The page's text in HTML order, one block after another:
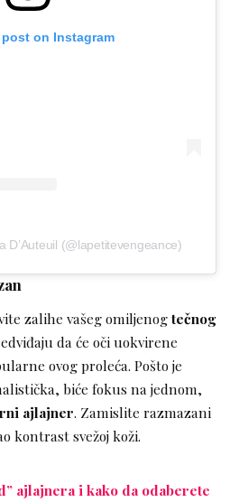
on Instagram
D’Auteuil (@lapetitevengeance)
zalihe vašeg omiljenogtečnog
da će oči uokvirene
ovog proleća. Pošto je
biće fokus na jednom,
ajlajner. Zamislite razmazani
kontrast svežoj koži.
ajlajnera i kako da odaberete